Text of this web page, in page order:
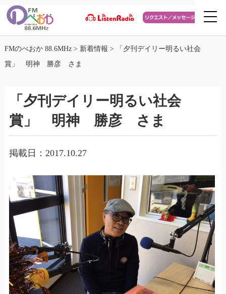
FMのべおか 88.6MHz> 新着情報 >
「夕刊デイリー明るい社会
賞」 明神 勝彦 さま
「夕刊デイリー明るい社会
賞」 明神 勝彦 さま
掲載日：2017.10.27